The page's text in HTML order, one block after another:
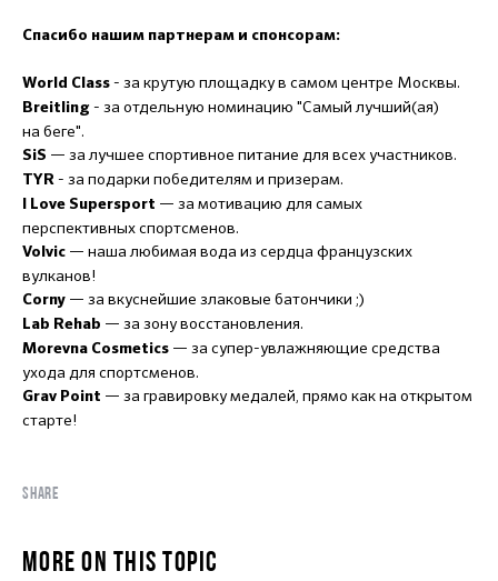
Спасибо нашим партнерам и спонсорам:
World Class - за крутую площадку в самом центре Москвы.
Breitling - за отдельную номинацию "Самый лучший(ая)
на беге".
SiS — за лучшее спортивное питание для всех участников.
TYR - за подарки победителям и призерам.
I Love Supersport — за мотивацию для самых
перспективных спортсменов.
Volvic — наша любимая вода из сердца французских
вулканов!
Corny — за вкуснейшие злаковые батончики ;)
Lab Rehab — за зону восстановления.
Morevna Cosmetics — за супер-увлажняющие средства
ухода для спортсменов.
Grav Point — за гравировку медалей, прямо как на открытом
старте!
SHARE
MORE ON THIS TOPIC